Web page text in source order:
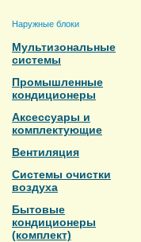
Наружные блоки
Мультизональные
системы
Промышленные
кондиционеры
Аксессуары и
комплектующие
Вентиляция
Системы очистки
воздуха
Бытовые
кондиционеры
(комплект)